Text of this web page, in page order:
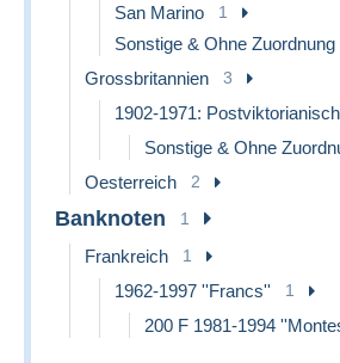
San Marino 1
Sonstige & Ohne Zuordnung
Grossbritannien 3
Sonstige & Ohne
Oesterreich 2
Banknoten 1
Frankreich 1
1962-1997 ''Francs'' 1
200 F 1981-1994